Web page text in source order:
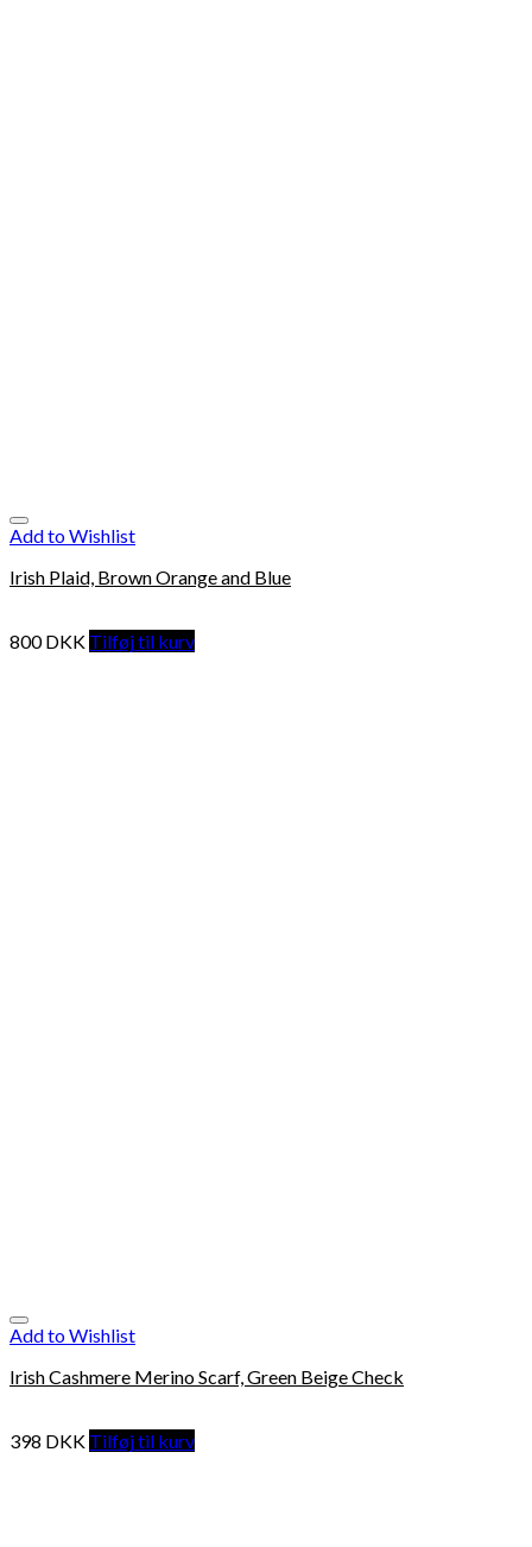
Add to Wishlist
Irish Plaid, Brown Orange and Blue
800DKK Tilføj til kurv
Add to Wishlist
Irish Cashmere Merino Scarf, Green Beige Check
398 DKK Tilføj til kurv